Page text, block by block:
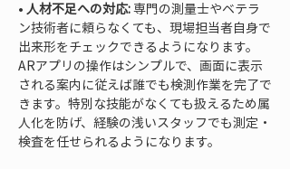
• 人材不足への対応: 専門の測量士やベテラ
ン技術者に頼らなくても、現場担当者自身で
出来形をチェックできるようになります。
ARアプリの操作はシンプルで、画面に表示
される案内に従えば誰でも検測作業を完了で
きます。特別な技能がなくても扱えるため属
人化を防げ、経験の浅いスタッフでも測定・